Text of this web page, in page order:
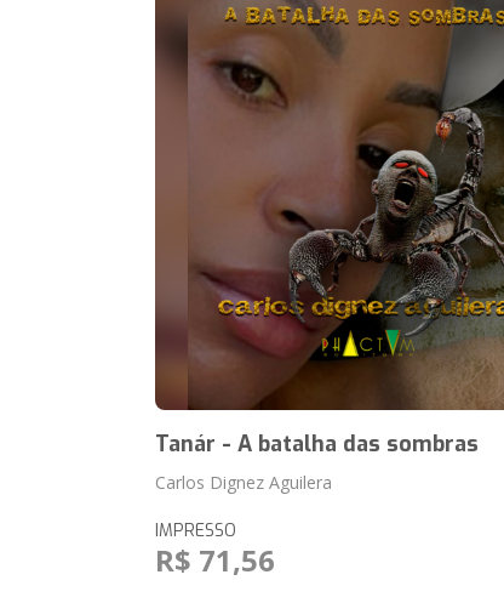
Tanár - A batalha das sombras
Carlos Dignez Aguilera
IMPRESSO
R$ 71,56